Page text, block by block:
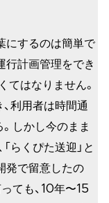
にするのは簡単で
行計画管理をでき
てはなりません。
利用者は時間通
しかし今のまま
らくぴた送迎」と
発で留意したの
ても、10年〜15